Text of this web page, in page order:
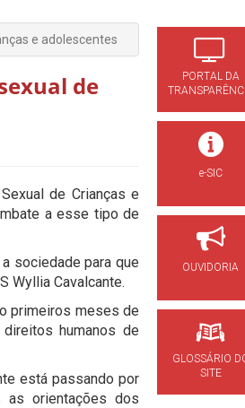
e adolescentes
de
de Crianças e
a esse tipo de
sociedade para que
Wyllia Cavalcante.
primeiros meses de
humanos de
está passando por
orientações dos
PORTAL DA
e-SIC
OUVIDORIA
GLOSSÁRIO
SITE